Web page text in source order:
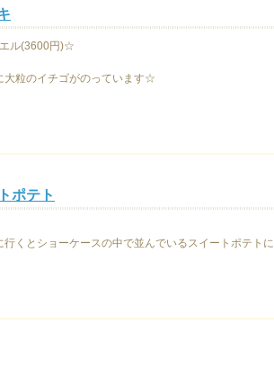
エル(3600円)☆
粒のイチゴがのっています☆
ポテト
行くとショーケースの中で並んでいるスイートポテトに